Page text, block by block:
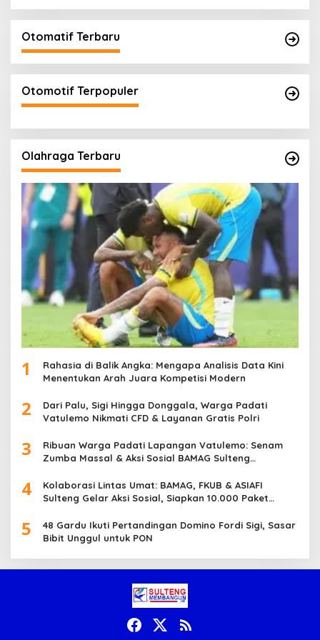
Otomatif Terbaru
Otomotif Terpopuler
Olahraga Terbaru
1
Rahasia di Balik Angka: Mengapa Analisis Data Kini
Menentukan Arah Juara Kompetisi Modern
2
Dari Palu, Sigi Hingga Donggala, Warga Padati
Vatulemo Nikmati CFD & Layanan Gratis Polri
3
Ribuan Warga Padati Lapangan Vatulemo: Senam
Zumba Massal & Aksi Sosial BAMAG Sulteng
4
Kolaborasi Lintas Umat: BAMAG, FKUB & ASIAFI
Sulteng Gelar Aksi Sosial, Siapkan 10.000 Paket
5
48 Gardu Ikuti Pertandingan Domino Fordi Sigi, Sasar
Bibit Unggul untuk PON